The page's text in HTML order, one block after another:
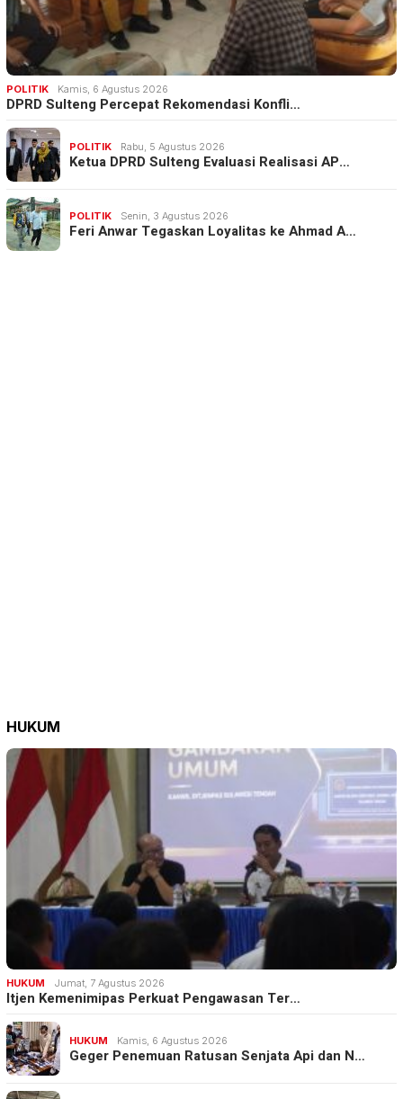
POLITIK Kamis, 6 Agustus 2026
DPRD Sulteng Percepat Rekomendasi Konfli…
POLITIK Rabu, 5 Agustus 2026
Ketua DPRD Sulteng Evaluasi Realisasi AP…
POLITIK Senin, 3 Agustus 2026
Feri Anwar Tegaskan Loyalitas ke Ahmad A…
HUKUM
HUKUM Jumat, 7 Agustus 2026
Itjen Kemenimipas Perkuat Pengawasan Ter…
HUKUM Kamis, 6 Agustus 2026
Geger Penemuan Ratusan Senjata Api dan N…